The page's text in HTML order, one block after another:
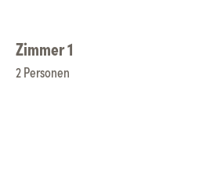
Zimmer 1
2 Personen